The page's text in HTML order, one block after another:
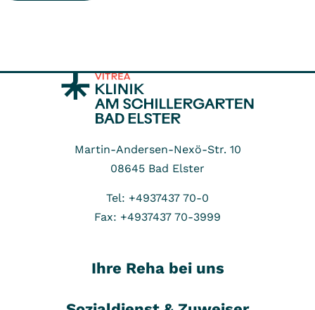
Martin-Andersen-Nexö-Str. 10
08645 Bad Elster
Tel: +4937437 70-0
Fax: +4937437 70-3999
Ihre Reha bei uns